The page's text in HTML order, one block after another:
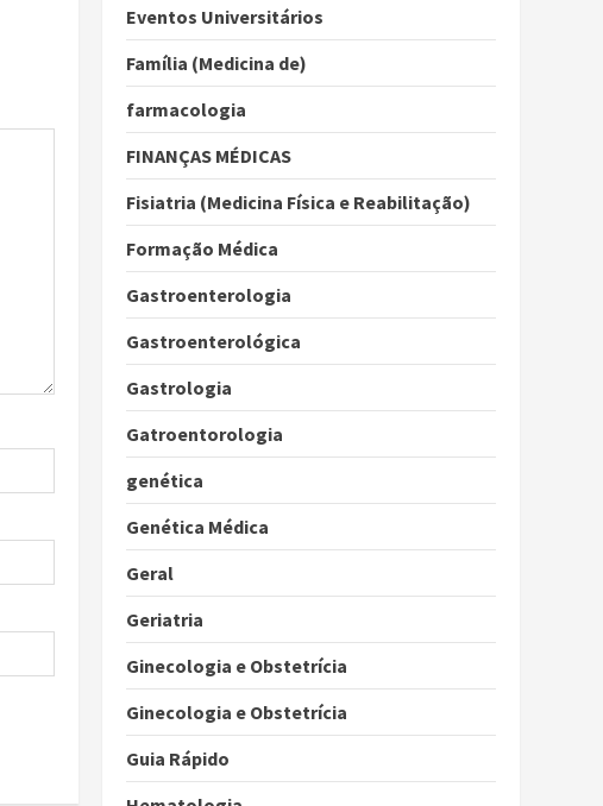
Eventos Universitários
Família (Medicina de)
farmacologia
FINANÇAS MÉDICAS
Fisiatria (Medicina Física e Reabilitação)
Formação Médica
Gastroenterologia
Gastroenterológica
Gastrologia
Gatroentorologia
genética
Genética Médica
Geral
Geriatria
Ginecologia e Obstetrícia
Ginecologia e Obstetrícia
Guia Rápido